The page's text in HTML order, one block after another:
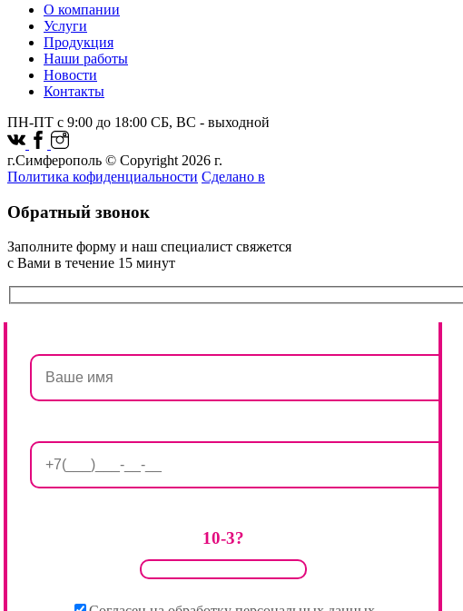
О компании
Услуги
Продукция
Наши работы
Новости
Контакты
ПН-ПТ с 9:00 до 18:00 СБ, ВС - выходной
г.Симферополь © Copyright 2026 г.
Политика кофиденциальности Сделано в
Обратный звонок
Заполните форму и наш специалист свяжется
с Вами в течение 15 минут
10-3?